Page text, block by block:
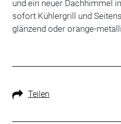
und ein neuer Dachhimmel
sofort Kühlergrill und
glänzend oder orange-
Teilen